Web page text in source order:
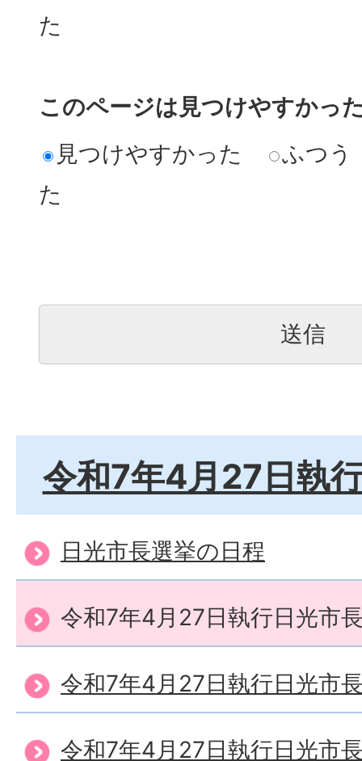
た
このページは見つけやすかっ
見つけやすかった
ふつう
た
令和7年4月27日執
日光市長選挙の日程
令和7年4月27日執行日光市
令和7年4月27日執行日光市
令和7年4月27日執行日光市